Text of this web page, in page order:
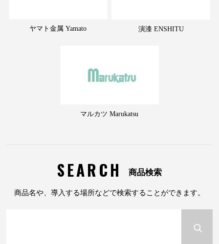
ヤマト金属 Yamato 演漆 ENSHITU
マルカツ Marukatsu
SEARCH 商品検索
商品名や、導入する場所などで検索することができます。